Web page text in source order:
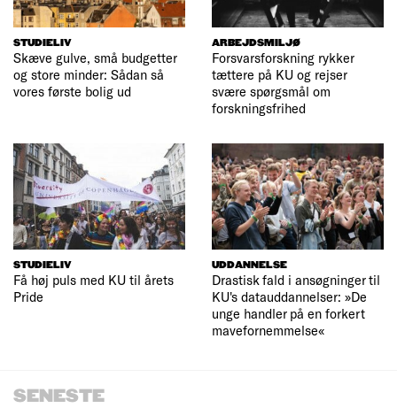
STUDIELIV
Skæve gulve, små budgetter
og store minder: Sådan så
vores første bolig ud
ARBEJDSMILJØ
Forsvarsforskning rykker
tættere på KU og rejser
svære spørgsmål om
forskningsfrihed
STUDIELIV
Få høj puls med KU til årets
Pride
UDDANNELSE
Drastisk fald i ansøgninger til
KU's datauddannelser: »De
unge handler på en forkert
mavefornemmelse«
SENESTE